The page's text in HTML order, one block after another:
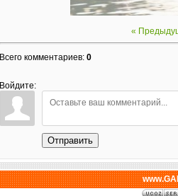
«
Всего комментариев: 0
Войдите:
Отправить